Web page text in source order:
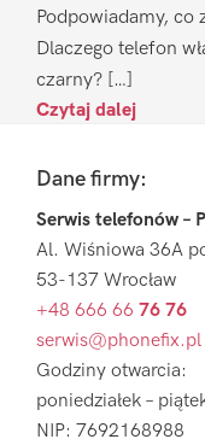
Podpowiadamy, co
Dlaczego telefon
czarny? […]
Czytaj dalej
FooterDane firmy:
Serwis telefonów –
Al. Wiśniowa 36A
53-137 Wrocław
+48 666 66 76 76
serwis@phonefix.pl
Godziny otwarcia:
poniedziałek –
NIP: 7692168988